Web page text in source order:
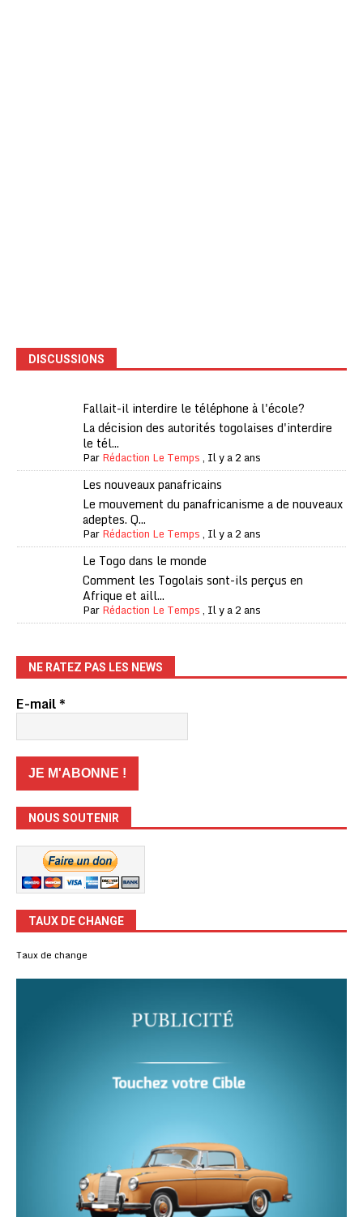
DISCUSSIONS
Fallait-il interdire le téléphone à l'école?
La décision des autorités togolaises d'interdire
le tél...
ParRédaction Le Temps, Il y a 2 ans
Les nouveaux panafricains
Le mouvement du panafricanisme a de nouveaux
adeptes. Q...
ParRédaction Le Temps, Il y a 2 ans
Le Togo dans le monde
Comment les Togolais sont-ils perçus en
Afrique et aill...
ParRédaction Le Temps, Il y a 2 ans
NE RATEZ PAS LES NEWS
E-mail*
NOUS SOUTENIR
TAUX DE CHANGE
Taux de change